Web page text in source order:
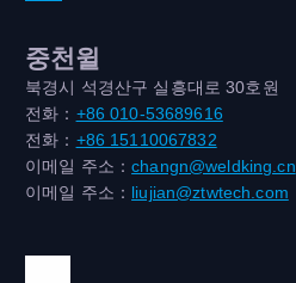
중천윌
북경시 석경산구 실흥대로 30호원
전화： +86 010-53689616
전화： +86 15110067832
이메일 주소：changn@weldking.cn
이메일 주소： liujian@ztwtech.com